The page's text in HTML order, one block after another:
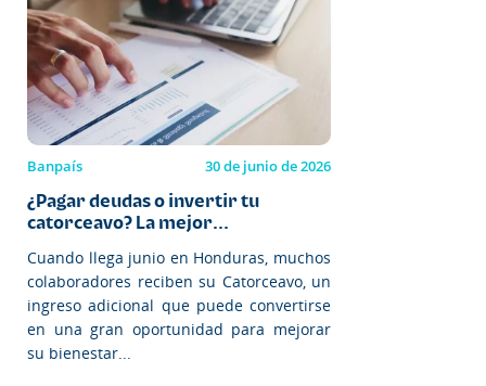
Banpaís 30 de junio de 2026
¿Pagar deudas o invertir tu
catorceavo? La mejor...
Cuando llega junio en Honduras, muchos
colaboradores reciben su Catorceavo, un
ingreso adicional que puede convertirse
en una gran oportunidad para mejorar
su bienestar...